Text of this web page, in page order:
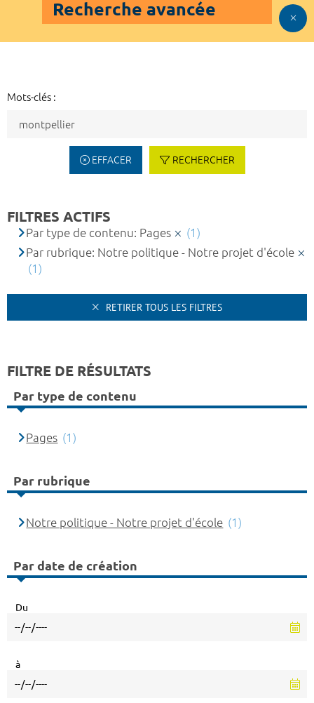
Recherche avancée
Mots-clés :
EFFACER RECHERCHER
FILTRES ACTIFS
Par type de contenu: Pages
(1)
Par rubrique: Notre politique - Notre projet d'école
(1)
RETIRER TOUS LES FILTRES
FILTRE DE RÉSULTATS
Par type de contenu
Pages (1)
Par rubrique
Notre politique - Notre projet d'école (1)
Par date de création
Du
à